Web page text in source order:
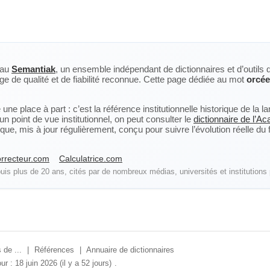
Semantiak, un ensemble indépendant de dictionnaires et
de qualité et de fiabilité reconnue. Cette page dédiée au mot
place à part : c’est la référence institutionnelle historique de la
point de vue institutionnel, on peut consulter le dictionnaire de
mis à jour régulièrement, conçu pour suivre l’évolution réelle
Calculatrice.com
plus de 20 ans, cités par de nombreux médias, universités et institutions
de ... Références
Annuaire de dictionnaires
: 18 juin 2026 (il y a 52 jours) .